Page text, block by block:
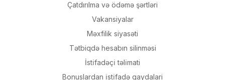
Çatdırılma və ödəmə şərtləri
Vakansiyalar
Məxfilik siyasəti
Tətbiqdə hesabın silinməsi
İsti̇fadəçi̇ təli̇mati
Bonuslardan i̇sti̇fadə qaydalari